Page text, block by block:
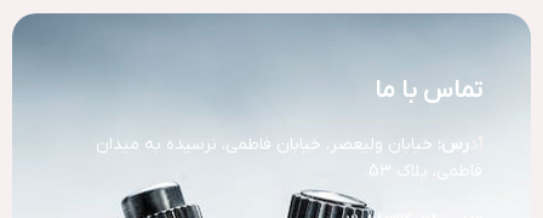
تماس با ما
رس: خیابان ولیعصر، خیابان فاطمی، نرسیده به میدان
فاطمی، پلاک 53